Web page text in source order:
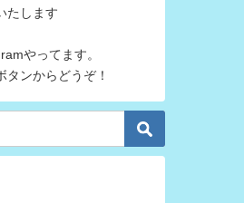
たします
やってます。
タンからどうぞ！